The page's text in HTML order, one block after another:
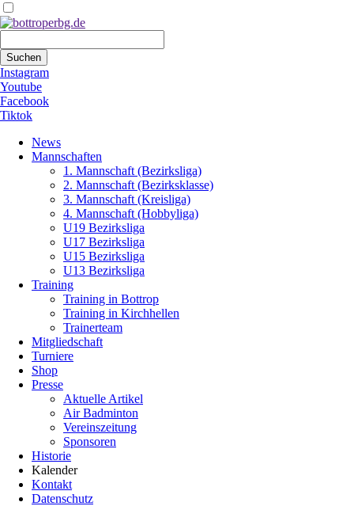
Suchen
Instagram
Youtube
Facebook
Tiktok
überspringen
News
Mannschaften
1. Mannschaft (Bezirksliga)
2. Mannschaft (Bezirksklasse)
3. Mannschaft (Kreisliga)
4. Mannschaft (Hobbyliga)
U19 Bezirksliga
U17 Bezirksliga
U15 Bezirksliga
U13 Bezirksliga
Training
Training in Bottrop
Training in Kirchhellen
Trainerteam
Mitgliedschaft
Turniere
Shop
Presse
Aktuelle Artikel
Air Badminton
Vereinszeitung
Sponsoren
Historie
Kalender
Kontakt
Datenschutz